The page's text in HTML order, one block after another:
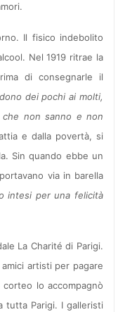
Il fisico indebolito
Nel 1919 ritrae la
di consegnarle il
dei pochi ai molti,
non sanno e non
e dalla povertà, si
Sin quando ebbe un
via in barella
intesi per una felicità
La Charité di Parigi.
artisti per pagare
lo accompagnò
tutta Parigi. I galleristi